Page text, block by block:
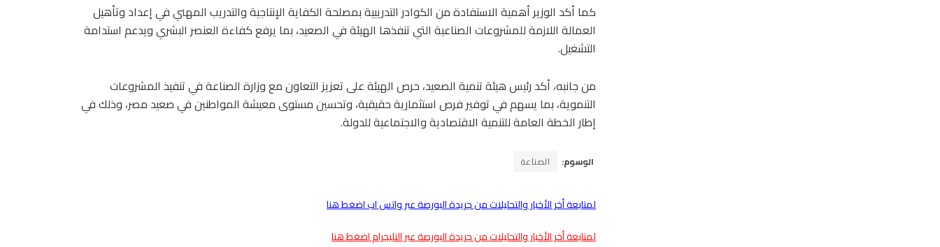
كما أكد الوزير أهمية الاستفادة من الكوادر التدريبية بمصلحة الكفاية الإنتاجية والتدريب المهني في إعداد وتأهيل
العمالة اللازمة للمشروعات الصناعية التي تنفذها الهيئة في الصعيد، بما يرفع كفاءة العنصر البشري ويدعم استدامة
التشغيل.
من جانبه، أكد رئيس هيئة تنمية الصعيد، حرص الهيئة على تعزيز التعاون مع وزارة الصناعة في تنفيذ المشروعات
التنموية، بما يسهم في توفير فرص استثمارية حقيقية، وتحسين مستوى معيشة المواطنين في صعيد مصر، وذلك في
إطار الخطة العامة للتنمية الاقتصادية والاجتماعية للدولة.
الوسوم: الصناعة
لمتابعة أخر الأخبار والتحليلات من جريدة البورصة عبر واتس اب اضغط هنا
لمتابعة أخر الأخبار والتحليلات من جريدة البورصة عبر التليجرام اضغط هنا